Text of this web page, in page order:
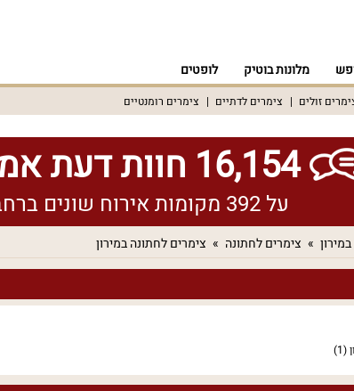
מלונות בוטיק לופטים
זולים צימרים לדתיים צימרים רומנטיים
16,154 חוות דעת אמיתיות!
על 392 מקומות אירוח שונים ברחבי הארץ
צימרים לחתונה צימרים לחתונה במירון
(1)